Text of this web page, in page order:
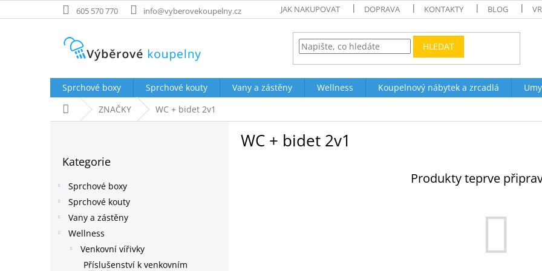
na
605 570 770 info@vyberovekoupelny.cz JAK NAKUPOVAT DOPRAVA KONTAKTY BLOG
HLEDAT
Sprchové boxy Sprchové kouty Vany a zástěny Wellness Koupelnový nábytek a zrcadlá
Domů ZNAČKY WC + bidet 2v1
kategorie
Kategorie
Sprchové boxy
Sprchové kouty
Vany a zástěny
Wellness
Venkovní vířivky
Příslušenství k venkovním
WC + bidet 2v1
Produkty teprve